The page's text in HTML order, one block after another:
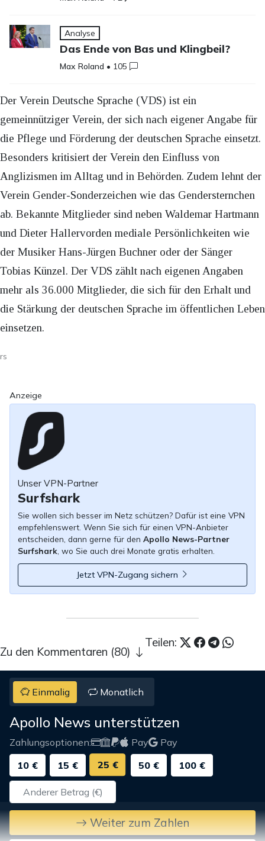
Analyse
Das Ende von Bas und Klingbeil?
Max Roland • 105
Der Verein Deutsche Sprache (VDS) ist ein
gemeinnütziger Verein, der sich nach eigener Angabe für
die Pflege und Förderung der deutschen Sprache einsetzt.
Besonders kritisiert der Verein den Einfluss von
Anglizismen im Alltag und in Behörden. Zudem lehnt der
Verein Gender-Sonderzeichen wie das Gendersternchen
ab. Bekannte Mitglieder sind neben Waldemar Hartmann
und Dieter Hallervorden mediale Persönlichkeiten wie
der Musiker Hans-Jürgen Buchner oder der Sänger
Tobias Künzel. Der VDS zählt nach eigenen Angaben
mehr als 36.000 Mitglieder, die sich für den Erhalt und
die Stärkung der deutschen Sprache im öffentlichen Leben
einsetzen.
rs
Anzeige
Unser VPN-Partner
Surfshark
Sie wollen sich besser im Netz schützen? Dafür ist eine VPN
empfehlenswert. Wenn Sie sich für einen VPN-Anbieter
entscheiden, dann gerne für den Apollo News-Partner
Surfshark, wo Sie auch drei Monate gratis erhalten.
Jetzt VPN-Zugang sichern
Teilen:
Zu den Kommentaren (80)
Einmalig Monatlich
Apollo News unterstützen
Zahlungsoptionen: Pay
Pay
10 €
15 € 25 € 50 € 100 €
Weiter zum Zahlen